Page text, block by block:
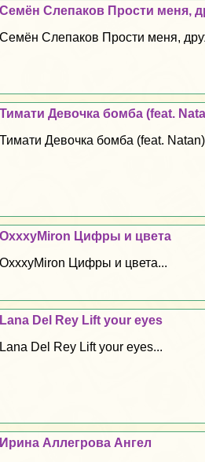
Семён Слепаков Прости меня,
Семён Слепаков Прости меня,
Тимати Дeвoчка бомба (feat.
Тимати Дeвoчка бомба (feat.
OxxxyMiron Цифры и цвета
OxxxyMiron Цифры и цвета...
Lana Del Rey Lift your eyes
Lana Del Rey Lift your eyes...
Ирина Аллегрова Ангел